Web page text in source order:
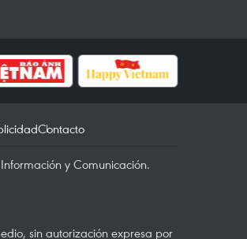
Contacto
y Comunicación.
sin autorización expresa por